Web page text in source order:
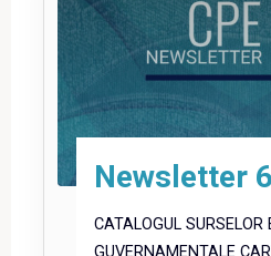
Newsletter
CATALOGUL SURSELOR
GUVERNAMENTALE